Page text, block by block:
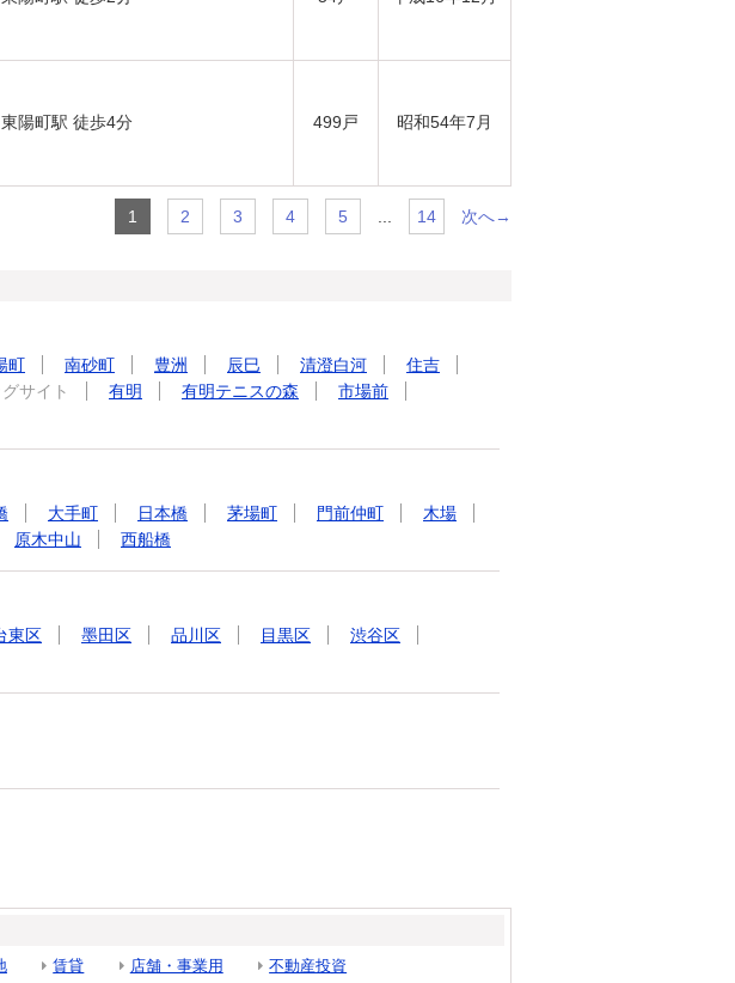
陽町駅 徒歩4分 499戸 昭和54年7月
1 2 3 4 5 14 次へ→
町 南砂町 豊洲 辰巳 清澄白河
住吉
サイト 有明 有明テニスの森
市場前
大手町 日本橋 茅場町 門前仲町
木場
原木中山 西船橋
東区 墨田区 品川区 目黒区
渋谷区
賃貸 店舗・事業用
不動産投資